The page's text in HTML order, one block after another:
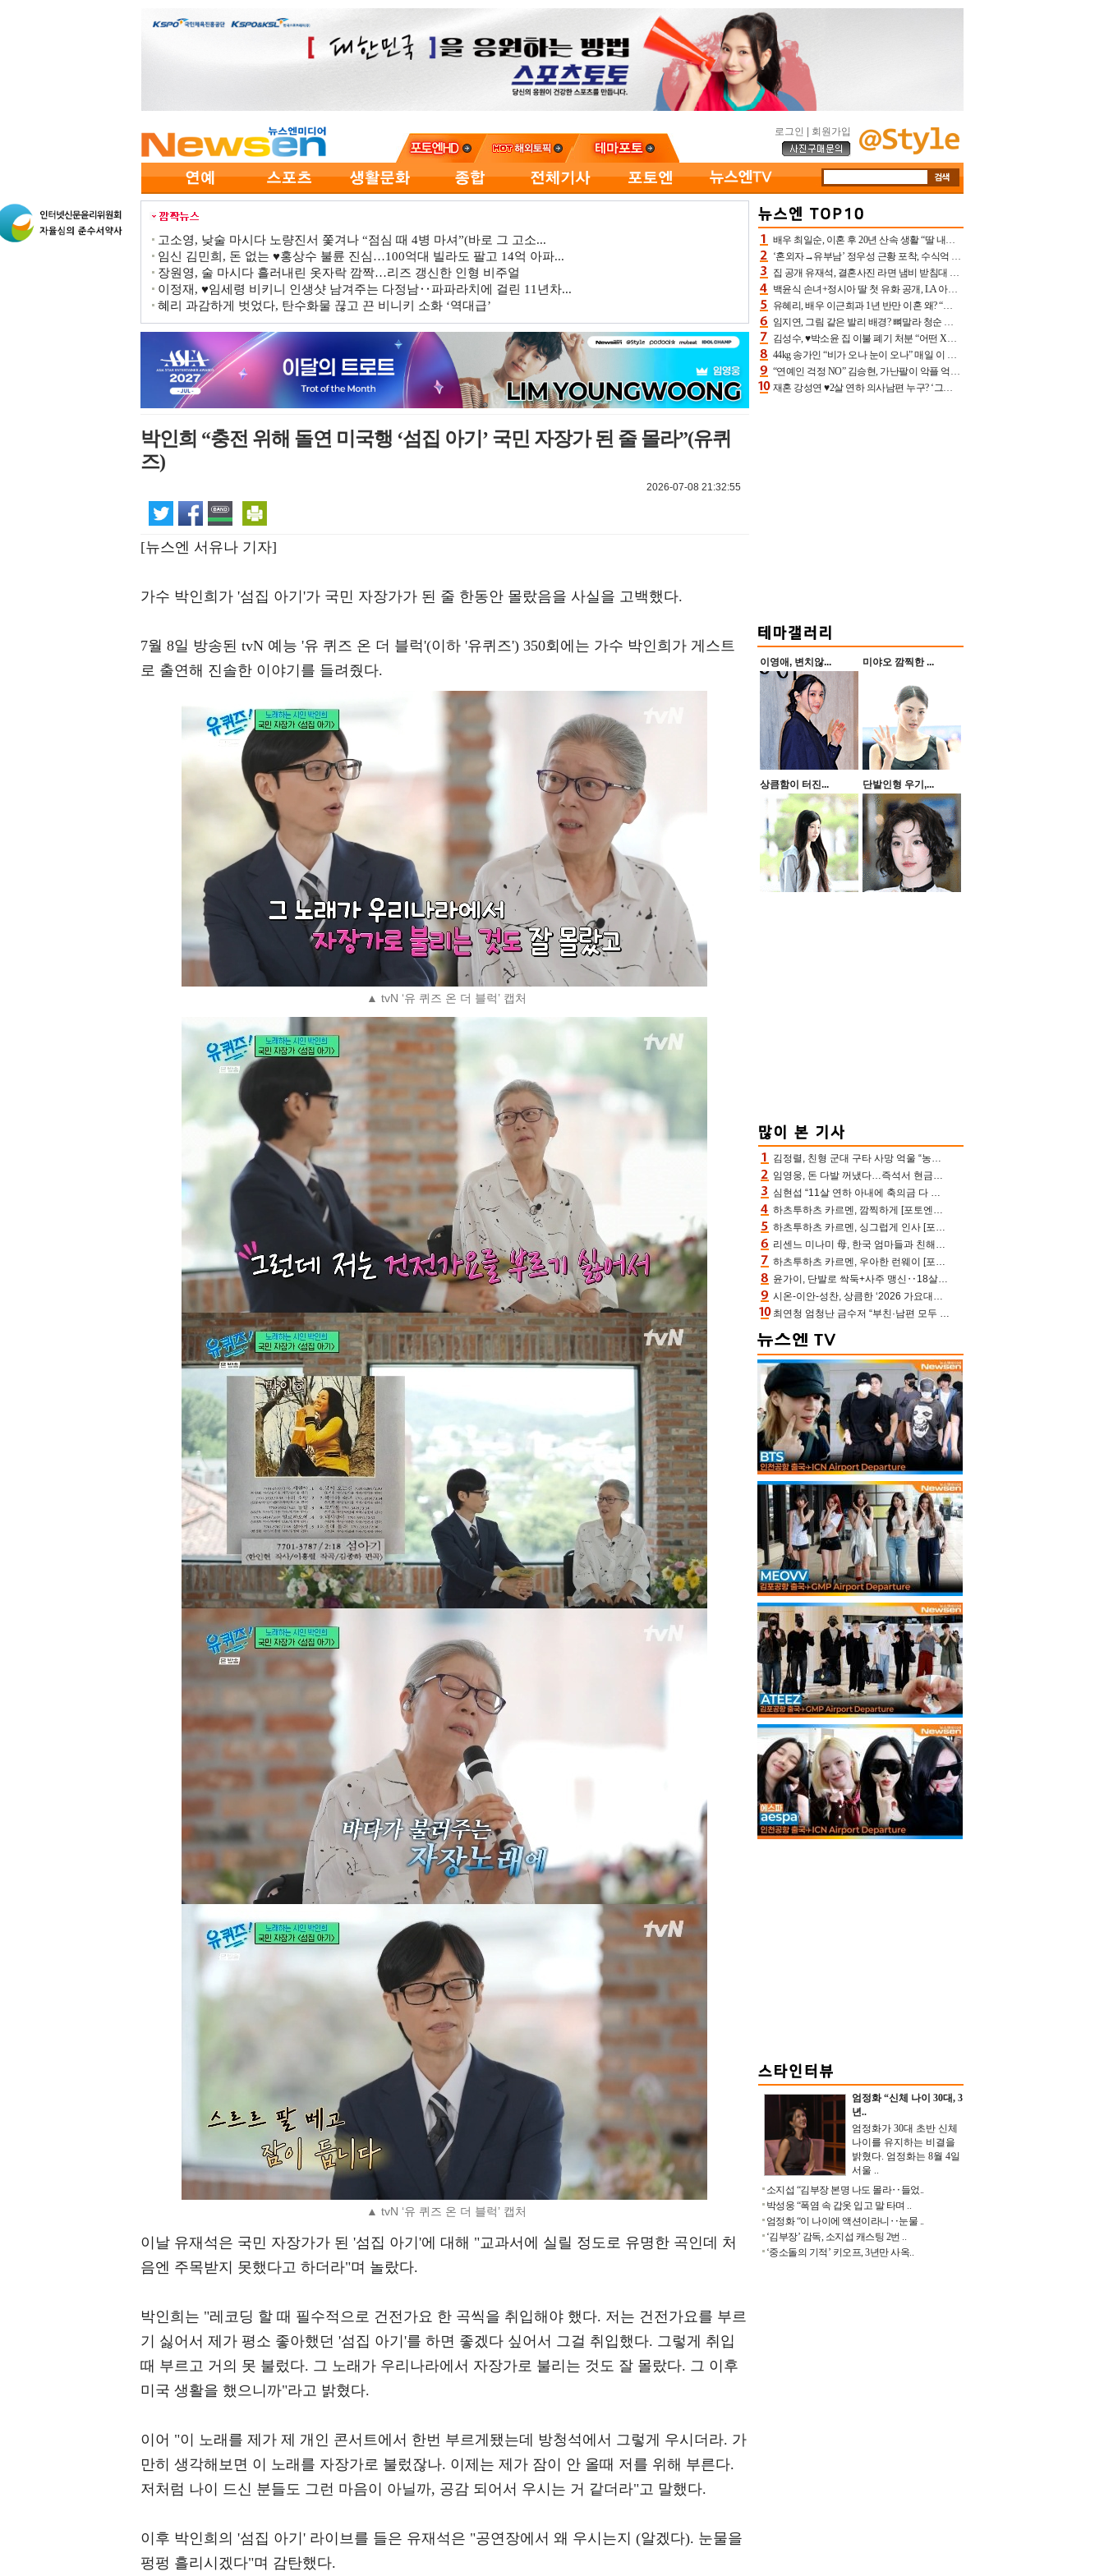
로그인 회원가입
고소영, 낮술 마시다 노량진서 쫓겨나 “점심 때 4병 마셔”(바로 그 고소...
임신 김민희, 돈 없는 ♥홍상수 불륜 진심…100억대 빌라도 팔고 14억 아파...
장원영, 술 마시다 흘러내린 옷자락 깜짝…리즈 갱신한 인형 비주얼
이정재, ♥임세령 비키니 인생샷 남겨주는 다정남‥파파라치에 걸린 11년차...
혜리 과감하게 벗었다, 탄수화물 끊고 끈 비니키 소화 ‘역대급’
박인희 “충전 위해 돌연 미국행 ‘섬집 아기’ 국민 자장가 된 줄 몰라”(유퀴
즈)
2026-07-08 21:32:55
[뉴스엔 서유나 기자]
가수 박인희가 '섬집 아기'가 국민 자장가가 된 줄 한동안 몰랐음을 사실을 고백했다.
7월 8일 방송된 tvN 예능 '유 퀴즈 온 더 블럭'(이하 '유퀴즈') 350회에는 가수 박인희가 게스트
로 출연해 진솔한 이야기를 들려줬다.
▲ tvN ‘유 퀴즈 온 더 블럭’ 캡처
▲ tvN ‘유 퀴즈 온 더 블럭’ 캡처
이날 유재석은 국민 자장가가 된 '섬집 아기'에 대해 "교과서에 실릴 정도로 유명한 곡인데 처
음엔 주목받지 못했다고 하더라"며 놀랐다.
박인희는 "레코딩 할 때 필수적으로 건전가요 한 곡씩을 취입해야 했다. 저는 건전가요를 부르
기 싫어서 제가 평소 좋아했던 '섬집 아기'를 하면 좋겠다 싶어서 그걸 취입했다. 그렇게 취입
때 부르고 거의 못 불렀다. 그 노래가 우리나라에서 자장가로 불리는 것도 잘 몰랐다. 그 이후
미국 생활을 했으니까"라고 밝혔다.
이어 "이 노래를 제가 제 개인 콘서트에서 한번 부르게됐는데 방청석에서 그렇게 우시더라. 가
만히 생각해보면 이 노래를 자장가로 불렀잖나. 이제는 제가 잠이 안 올때 저를 위해 부른다.
저처럼 나이 드신 분들도 그런 마음이 아닐까, 공감 되어서 우시는 거 같더라"고 말했다.
이후 박인희의 '섬집 아기' 라이브를 들은 유재석은 "공연장에서 왜 우시는지 (알겠다). 눈물을
펑펑 흘리시겠다"며 감탄했다.
배우 최일순, 이혼 후 20년 산속 생활 “딸 내가 버렸다고 원망‥맘 아파”(특종)[어제TV]
‘혼외자→유부남’ 정우성 근황 포착, 수식억 해킹 피해 후배 만났다 “존경하는”
집 공개 유재석, 결혼사진 라면 냄비 받침대 되고 분노‥가족사진도 피해(놀뭐)[어제TV]
백윤식 손녀+정시아 딸 첫 유화 공개, LA 아트쇼→서울국제조각페스타 작가다운 수준급 실력
유혜리, 배우 이근희과 1년 반만 이혼 왜? “식칼 꽂고 의자 던져” 충격 폭로(특종)[어제TV]
임지연, 그림 같은 발리 배경? 뼈말라 청순 비키니 핏에 상대 안 되네
김성수, ♥박소윤 집 이불 폐기 처분 “어떤 X이랑 썼을지 몰라” 질투(신랑수업2)[어제TV]
44kg 송가인 “비가 오나 눈이 오나” 매일 이 운동, 허벅지 근육량 상승+체지방 감소
“연예인 걱정 NO” 김승현, 가난팔이 악플 억울할만‥아내+딸과 日 여행
재혼 강성연 ♥2살 연하 의사남편 누구? ‘그알’ 자문의에 훈남 비주얼 초엘리트 스펙 [종합]
이영애, 변치않... 미야오 깜찍한 ...
상큼함이 터진... 단발인형 우기,...
김정렬, 친형 군대 구타 사망 억울 “농약사 처리, 범인 찾았지만…엄마는 이미 치매”(데이앤나잇)
임영웅, 돈 다발 꺼냈다…즉석서 현금으로 수당 챙겨주는 ‘구단주’
심현섭 “11살 연하 아내에 축의금 다 뺏겨, 집도 아내 명의” (동치미)[결정적장면]
하츠투하츠 카르멘, 깜찍하게 [포토엔HD]
하츠투하츠 카르멘, 싱그럽게 인사 [포토엔HD]
리센느 미나미 母, 한국 엄마들과 친해진 비결=BTS “최애 정국 얘기로 통해”(전참시)
하츠투하츠 카르멘, 우아한 런웨이 [포토엔HD]
윤가이, 단발로 싹둑+사주 맹신‥18살 연상 ♥장기하 반한 엉뚱·열정 매력(전참시)
시온-이안-성찬, 상큼한 ‘2026 가요대전 썸머’ MC [포토엔HD]
최연청 엄청난 금수저 “부친·남편 모두 판사, 국회의원·언론사 대표 집안”(아형)
엄정화 “신체 나이 30대, 3
년..
엄정화가 30대 초반 신체
나이를 유지하는 비결을
밝혔다. 엄정화는 8월 4일
서울 ..
소지섭 “김부장 본명 나도 몰라‥들었..
박성웅 “폭염 속 갑옷 입고 말 타며 ..
엄정화 “이 나이에 액션이라니‥눈물 ..
‘김부장’ 감독, 소지섭 캐스팅 2번 ..
‘중소돌의 기적’ 키오프, 3년만 사옥..